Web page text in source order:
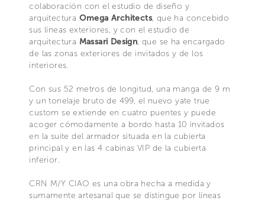
colaboración con el estudio de diseño y
arquitectura Omega Architects, que ha concebido
sus líneas exteriores, y con el estudio de
arquitectura Massari Design, que se ha encargado
de las zonas exteriores de invitados y de los
interiores.
Con sus 52 metros de longitud, una manga de 9 m
y un tonelaje bruto de 499, el nuevo yate true
custom se extiende en cuatro puentes y puede
acoger cómodamente a bordo hasta 10 invitados
en la suite del armador situada en la cubierta
principal y en las 4 cabinas VIP de la cubierta
inferior.
CRN M/Y CIAO es una obra hecha a medida y
sumamente artesanal que se distingue por líneas